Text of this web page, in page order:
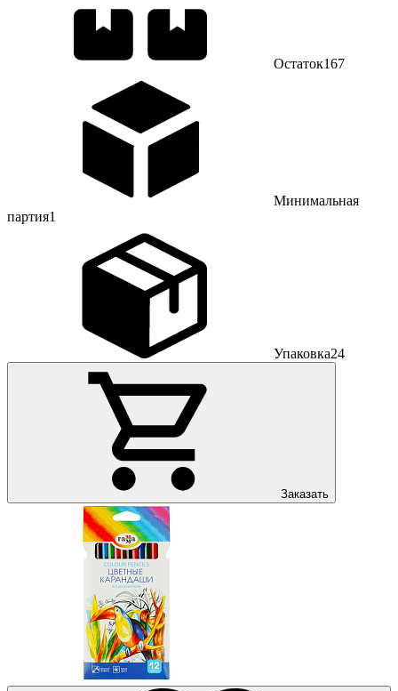
Остаток167
Минимальная
партия1
Упаковка24
Заказать